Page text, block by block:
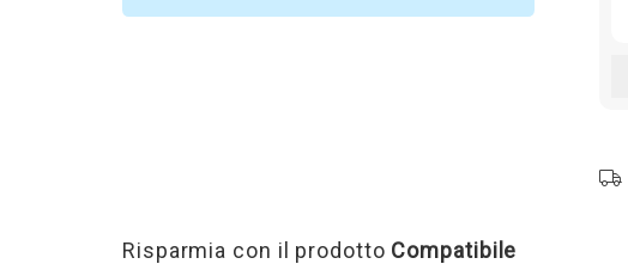
Risparmia con il prodotto Compatibile